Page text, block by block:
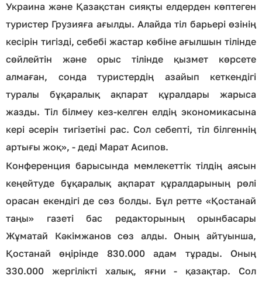
Украина және Қазақстан сияқты елдерден көптеген
туристер Грузияға ағылды. Алайда тіл барьері өзінің
кесірін тигізді, себебі жастар көбіне ағылшын тілінде
сөйлейтін және орыс тілінде қызмет көрсете
алмаған, сонда туристердің азайып кеткендігі
туралы бұқаралық ақпарат құралдары жарыса
жазды. Тіл білмеу кез-келген елдің экономикасына
кері әсерін тигізетіні рас. Сол себепті, тіл білгеннің
артығы жоқ», - деді Марат Асипов.
Конференция барысында мемлекеттік тілдің аясын
кеңейтуде бұқаралық ақпарат құралдарының рөлі
орасан екендігі де сөз болды. Бұл ретте «Қостанай
таңы» газеті бас редакторының орынбасары
Жұматай Кәкімжанов сөз алды. Оның айтуынша,
Қостанай өңірінде 830.000 адам тұрады. Оның
330.000 жергілікті халық, яғни - қазақтар. Сол